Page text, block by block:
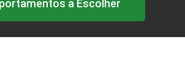
a Escolher